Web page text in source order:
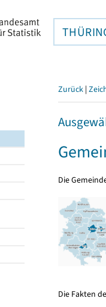
Zurück |
Die
Die Fakten